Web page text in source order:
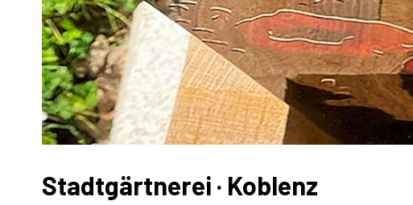
Stadtgärtnerei · Koblenz